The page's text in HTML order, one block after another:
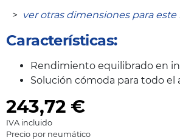
> ver otras dimensiones para
Características:
Rendimiento equilibrado en
Solución cómoda para todo el
243,72 €
IVA incluido
Precio por neumático